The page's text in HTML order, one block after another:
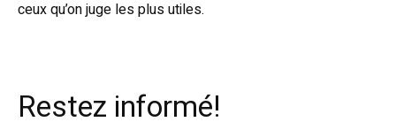
ceux qu’on juge les plus utiles.
Restez informé!